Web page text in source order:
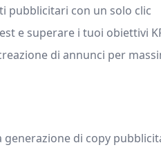
pubblicitari con un solo clic
e superare i tuoi obiettivi
di annunci per
generazione di copy